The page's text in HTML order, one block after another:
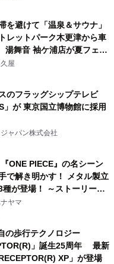
に
を避けて「温泉＆サウナ」
レットパーク木更津から車
舞音 袖ケ浦店が夏フェア
提供
屋
のフラッグシップテレビ
」が 東京国立博物館に採用
ャパン株式会社
ONE PIECE』の名シーン
で解き明かす！ メタル製立
種が登場！ ～ストーリーと
融合した 大人の体験型パズ
(金)12時より先行予約受付
ヤマ
の歩行テクノロジー
」誕生25周年 最新
XP」が登場